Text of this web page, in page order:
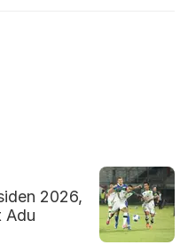
2026,
Adu